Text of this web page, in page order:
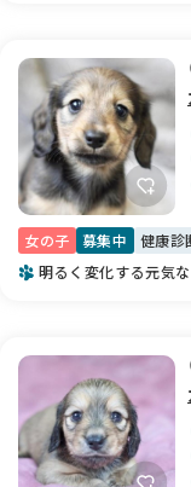
女の子 募集中 健康診
明るく変化する元気